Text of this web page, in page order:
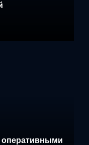
оперативными